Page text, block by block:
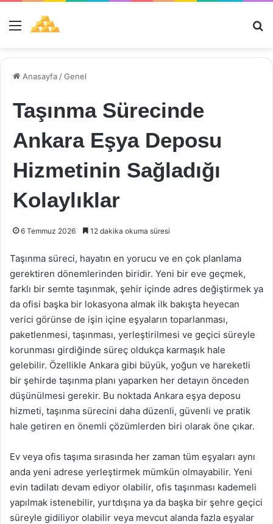
Menü
Anasayfa /Genel
Taşınma Sürecinde
Ankara Eşya Deposu
Hizmetinin Sağladığı
Kolaylıklar
6 Temmuz 2026 12 dakika okuma süresi
Taşınma süreci, hayatın en yorucu ve en çok planlama
gerektiren dönemlerinden biridir. Yeni bir eve geçmek,
farklı bir semte taşınmak, şehir içinde adres değiştirmek ya
da ofisi başka bir lokasyona almak ilk bakışta heyecan
verici görünse de işin içine eşyaların toparlanması,
paketlenmesi, taşınması, yerleştirilmesi ve geçici süreyle
korunması girdiğinde süreç oldukça karmaşık hale
gelebilir. Özellikle Ankara gibi büyük, yoğun ve hareketli
bir şehirde taşınma planı yaparken her detayın önceden
düşünülmesi gerekir. Bu noktada Ankara eşya deposu
hizmeti, taşınma sürecini daha düzenli, güvenli ve pratik
hale getiren en önemli çözümlerden biri olarak öne çıkar.
Ev veya ofis taşıma sırasında her zaman tüm eşyaları aynı
anda yeni adrese yerleştirmek mümkün olmayabilir. Yeni
evin tadilatı devam ediyor olabilir, ofis taşınması kademeli
yapılmak istenebilir, yurtdışına ya da başka bir şehre geçici
süreyle gidiliyor olabilir veya mevcut alanda fazla eşyalar